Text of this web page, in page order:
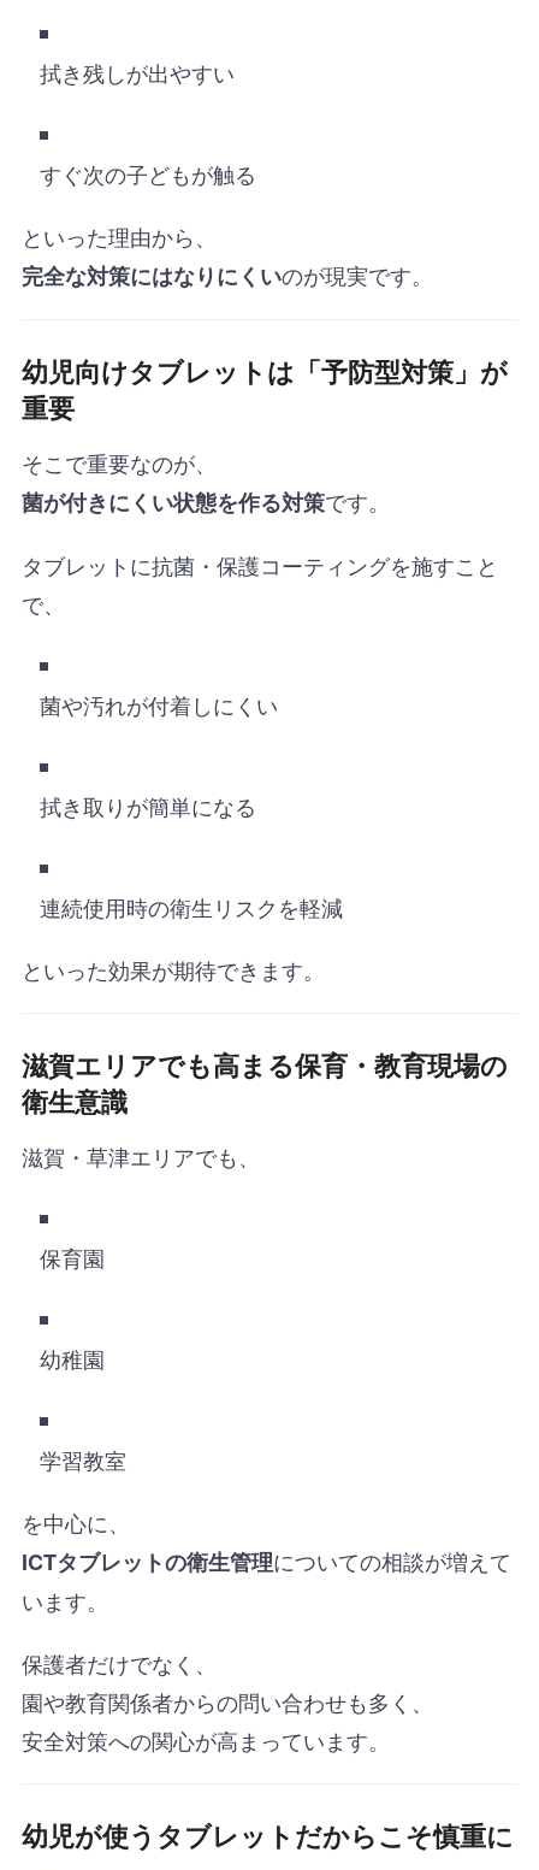
拭き残しが出やすい
すぐ次の子どもが触る
といった理由から、
完全な対策にはなりにくいのが現実です。
幼児向けタブレットは「予防型対策」が
重要
そこで重要なのが、
菌が付きにくい状態を作る対策です。
タブレットに抗菌・保護コーティングを施すこと
で、
菌や汚れが付着しにくい
拭き取りが簡単になる
連続使用時の衛生リスクを軽減
といった効果が期待できます。
滋賀エリアでも高まる保育・教育現場の
衛生意識
滋賀・草津エリアでも、
保育園
幼稚園
学習教室
を中心に、
ICTタブレットの衛生管理についての相談が増えて
います。
保護者だけでなく、
園や教育関係者からの問い合わせも多く、
安全対策への関心が高まっています。
幼児が使うタブレットだからこそ慎重に